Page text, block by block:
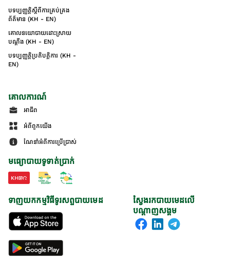
បទប្បញ្ញត្តិស្តីពីការគ្រប់គ្រង
ព័ត៌មាន (KH - EN)
គោលនយោបាយដោះស្រាយ
បណ្ដឹង (KH - EN)
បទប្បញ្ញត្តិប្រតិបត្តិការ (KH -
EN)
គោលការណ៍
អាជីព
អំពីពួកយើង
ណែនាំអំពីការប្រើប្រាស់
មធ្យោបាយទូទាត់ប្រាក់
ស្វែងរកបាយមេដលើ
បណ្តាញសង្គម
ទាញយកកម្មវិធីទូរសព្ទបាយមេដ